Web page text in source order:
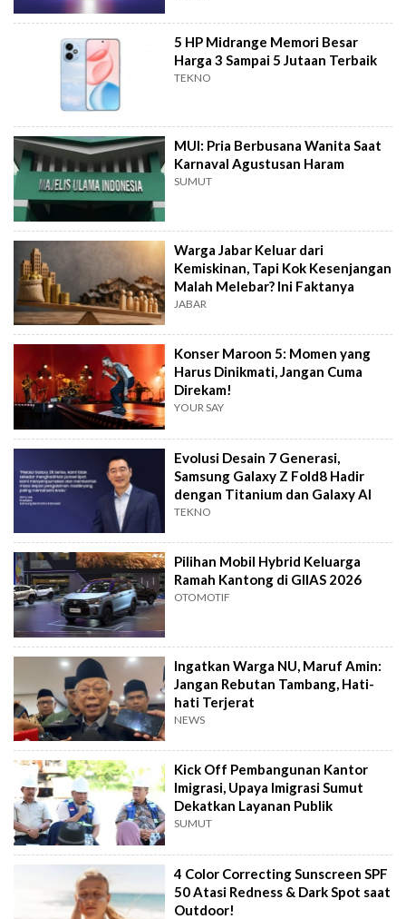
5 HP Midrange Memori Besar
Harga 3 Sampai 5 Jutaan Terbaik
TEKNO
MUI: Pria Berbusana Wanita Saat
Karnaval Agustusan Haram
SUMUT
Warga Jabar Keluar dari
Kemiskinan, Tapi Kok Kesenjangan
Malah Melebar? Ini Faktanya
JABAR
Konser Maroon 5: Momen yang
Harus Dinikmati, Jangan Cuma
Direkam!
YOUR SAY
Evolusi Desain 7 Generasi,
Samsung Galaxy Z Fold8 Hadir
dengan Titanium dan Galaxy AI
TEKNO
Pilihan Mobil Hybrid Keluarga
Ramah Kantong di GIIAS 2026
OTOMOTIF
Ingatkan Warga NU, Maruf Amin:
Jangan Rebutan Tambang, Hati-
hati Terjerat
NEWS
Kick Off Pembangunan Kantor
Imigrasi, Upaya Imigrasi Sumut
Dekatkan Layanan Publik
SUMUT
4 Color Correcting Sunscreen SPF
50 Atasi Redness & Dark Spot saat
Outdoor!